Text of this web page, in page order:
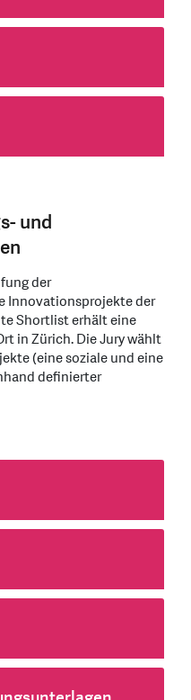
und
der
Innovationsprojekte der
Shortlist erhält eine
in Zürich. Die Jury wählt
(eine soziale und eine
definierter